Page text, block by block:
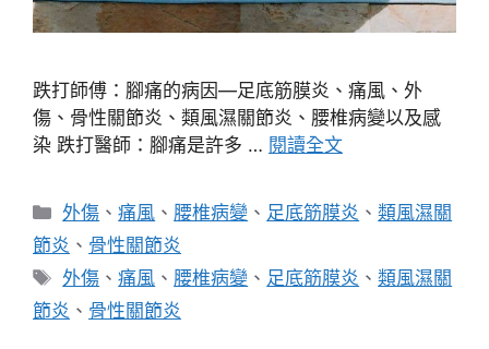
跌打師傅：腳痛的病因—足底筋膜炎、痛風、外
傷、骨性關節炎、類風濕關節炎、腰椎病變以及感
染 跌打醫師：腳痛是許多 … 閱讀全文
分
類
外傷 、痛風 、 腰椎病變 、 足底筋膜炎 、類風濕關
節炎 、 骨性關節炎
標
籤
外傷 、痛風 、 腰椎病變 、 足底筋膜炎 、類風濕關
節炎 、 骨性關節炎